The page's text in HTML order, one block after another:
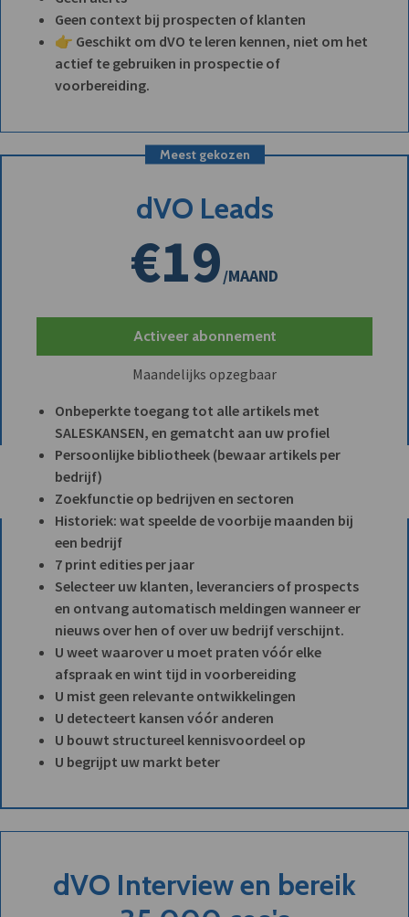
Geen context bij prospecten of klanten
👉 Geschikt om dVO te leren kennen, niet om het
actief te gebruiken in prospectie of
voorbereiding.
Meest gekozen
dVO Leads
€19/MAAND
Activeer abonnement
Maandelijks opzegbaar
Onbeperkte toegang tot alle artikels met
SALESKANSEN, en gematcht aan uw profiel
Persoonlijke bibliotheek (bewaar artikels per
bedrijf)
Zoekfunctie op bedrijven en sectoren
Historiek: wat speelde de voorbije maanden bij
een bedrijf
7 print edities per jaar
Selecteer uw klanten, leveranciers of prospects
en ontvang automatisch meldingen wanneer er
nieuws over hen of over uw bedrijf verschijnt.
U weet waarover u moet praten vóór elke
afspraak en wint tijd in voorbereiding
U mist geen relevante ontwikkelingen
U detecteert kansen vóór anderen
U bouwt structureel kennisvoordeel op
U begrijpt uw markt beter
dVO Interview en bereik